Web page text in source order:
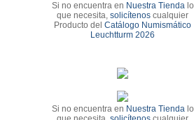
Si no encuentra en Nuestra Tiendalo
que necesita,solicítenos cualquier
Producto delCatálogo Numismático
Leuchtturm 2026
Si no encuentra en Nuestra Tiendalo